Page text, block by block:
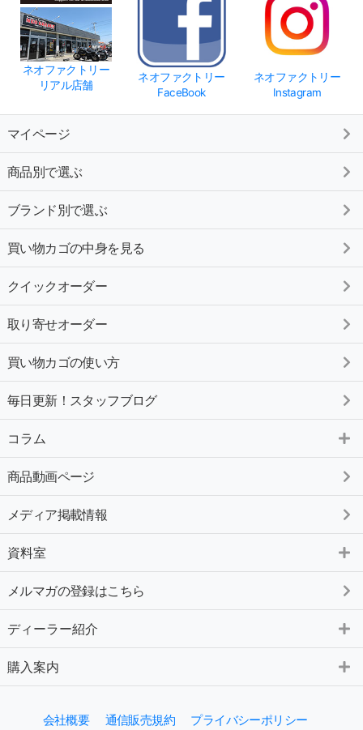
ネオファクトリー
リアル店舗
ネオファクトリー
FaceBook
ネオファクトリー
Instagram
マイページ
商品別で選ぶ
ブランド別で選ぶ
買い物カゴの中身を見る
クイックオーダー
取り寄せオーダー
買い物カゴの使い方
毎日更新！スタッフブログ
コラム
商品動画ページ
メディア掲載情報
資料室
メルマガの登録はこちら
ディーラー紹介
購入案内
会社概要 通信販売規約 プライバシーポリシー